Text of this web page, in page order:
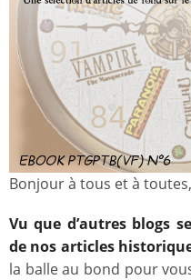
Bonjour à tous et à toutes,
Vu que d’autres blogs
de nos articles
la balle au bond pour